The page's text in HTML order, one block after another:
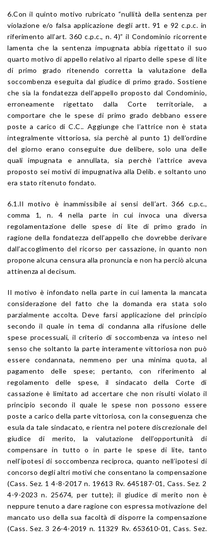
6.Con il quinto motivo rubricato “nullità della sentenza per
violazione e/o falsa applicazione degli artt. 91 e 92 c.p.c. in
riferimento all’art. 360 c.p.c., n. 4)” il Condominio ricorrente
lamenta che la sentenza impugnata abbia rigettato il suo
quarto motivo di appello relativo al riparto delle spese di lite
di primo grado ritenendo corretta la valutazione della
soccombenza eseguita dal giudice di primo grado. Sostiene
che sia la fondatezza dell’appello proposto dal Condominio,
erroneamente rigettato dalla Corte territoriale, a
comportare che le spese di primo grado debbano essere
poste a carico di C.C.. Aggiunge che l’attrice non è stata
integralmente vittoriosa, sia perchè al punto 1) dell’ordine
del giorno erano conseguite due delibere, solo una delle
quali impugnata e annullata, sia perchè l’attrice aveva
proposto sei motivi di impugnativa alla Delib. e soltanto uno
era stato ritenuto fondato.
6.1.Il motivo è inammissibile ai sensi dell’art. 366 c.p.c.,
comma 1, n. 4 nella parte in cui invoca una diversa
regolamentazione delle spese di lite di primo grado in
ragione della fondatezza dell’appello che dovrebbe derivare
dall’accoglimento del ricorso per cassazione, in quanto non
propone alcuna censura alla pronuncia e non ha perciò alcuna
attinenza al decisum.
Il motivo è infondato nella parte in cui lamenta la mancata
considerazione del fatto che la domanda era stata solo
parzialmente accolta. Deve farsi applicazione del principio
secondo il quale in tema di condanna alla rifusione delle
spese processuali, il criterio di soccombenza va inteso nel
senso che soltanto la parte interamente vittoriosa non può
essere condannata, nemmeno per una minima quota, al
pagamento delle spese; pertanto, con riferimento al
regolamento delle spese, il sindacato della Corte di
cassazione è limitato ad accertare che non risulti violato il
principio secondo il quale le spese non possono essere
poste a carico della parte vittoriosa, con la conseguenza che
esula da tale sindacato, e rientra nel potere discrezionale del
giudice di merito, la valutazione dell’opportunità di
compensare in tutto o in parte le spese di lite, tanto
nell’ipotesi di soccombenza reciproca, quanto nell’ipotesi di
concorso degli altri motivi che consentano la compensazione
(Cass. Sez. 1 4-8-2017 n. 19613 Rv. 645187-01, Cass. Sez. 2
4-9-2023 n. 25674, per tutte); il giudice di merito non è
neppure tenuto a dare ragione con espressa motivazione del
mancato uso della sua facoltà di disporre la compensazione
(Cass. Sez. 3 26-4-2019 n. 11329 Rv. 653610-01, Cass. Sez.